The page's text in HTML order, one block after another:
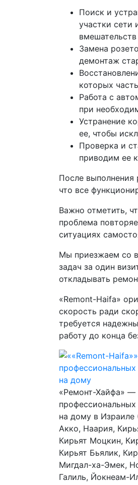
Поиск и
участки сети
Замена
демонтаж
которых
Работа с
при
Устранение
ее, чтобы
Проверка и
приводим ее
После выполнения
что все
Важно отметить,
проблема
ситуациях
Мы приезжаем со
задач за один
откладывать
«Remont-Haifa»
скорость ради
требуется
работу до конца
«Ремонт-Хайфа» —
на дому в Израиле
Акко, Наария,
Кирьят Моцкин,
Кирьят Бьялик,
Мигдал-ха-Эмек,
Галиль, Йокнеам-